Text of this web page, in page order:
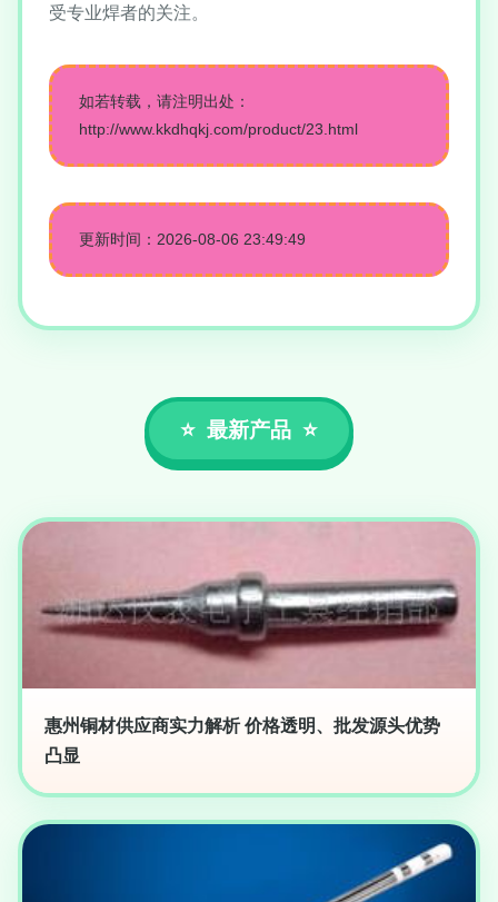
受专业焊者的关注。
如若转载，请注明出处：
http://www.kkdhqkj.com/product/23.html
更新时间：2026-08-06 23:49:49
最新产品
惠州铜材供应商实力解析 价格透明、批发源头优势
凸显